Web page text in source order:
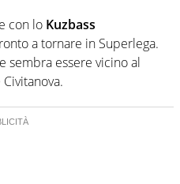
con lo Kuzbass
a tornare in Superlega.
sembra essere vicino al